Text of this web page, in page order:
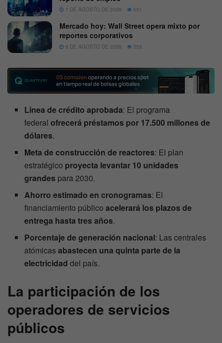
7 DE AGOSTO DE 2026 551
Mercado hoy: Wall Street opera mixto por
reportes corporativos
6 DE AGOSTO DE 2026 555
Línea de crédito aprobada: El programa
federalofrecerá préstamos por 17.500 millones de
dólares.
Meta de construcción de reactores: El plan
estratégico proyecta levantar 10 unidades
grandes para 2030.
Ahorro estimado en cronogramas: El
financiamiento públicoacelerará los plazos de
entrega hasta tres años.
Porcentaje de generación nacional: Las centrales
atómicasabastecen una quinta parte de la
electricidad del país.
La participación de los
operadores de servicios
públicos